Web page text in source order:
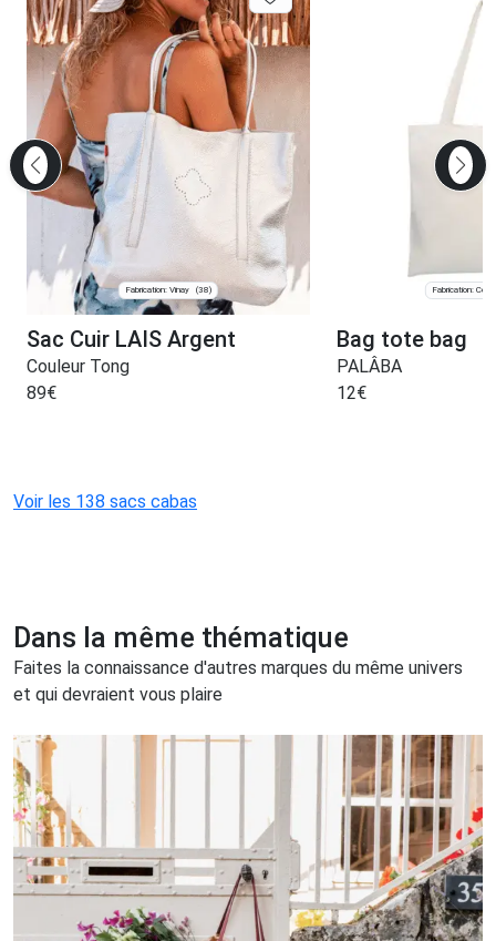
Fabrication: Vinay (38)
Sac Cuir LAIS Argent
Couleur Tong
89€
Fabrication:
Bag tote bag
PALÂBA
12€
Voir les 138 sacs cabas
Dans la même thématique
Faites la connaissance d'autres marques du même univers
et qui devraient vous plaire